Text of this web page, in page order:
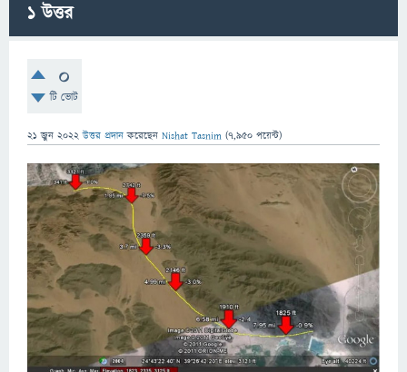
1উত্তর
0
টি ভোট
21 জুন 2022 উত্তর প্রদান করেছেন Nishat Tasnim (7,950 পয়েন্ট)